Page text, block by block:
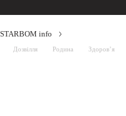
Дозвілля Родина Здоров’я
STARBOM info